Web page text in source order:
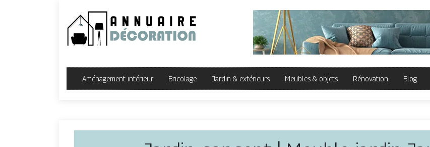
Aménagement intérieur Bricolage Jardin & extérieurs Meubles & objets Rénovation Blog